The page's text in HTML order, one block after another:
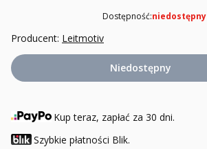
Dostępność:niedostępny
Producent: Leitmotiv
Niedostępny
Kup teraz, zapłać za 30 dni.
Szybkie płatności Blik.